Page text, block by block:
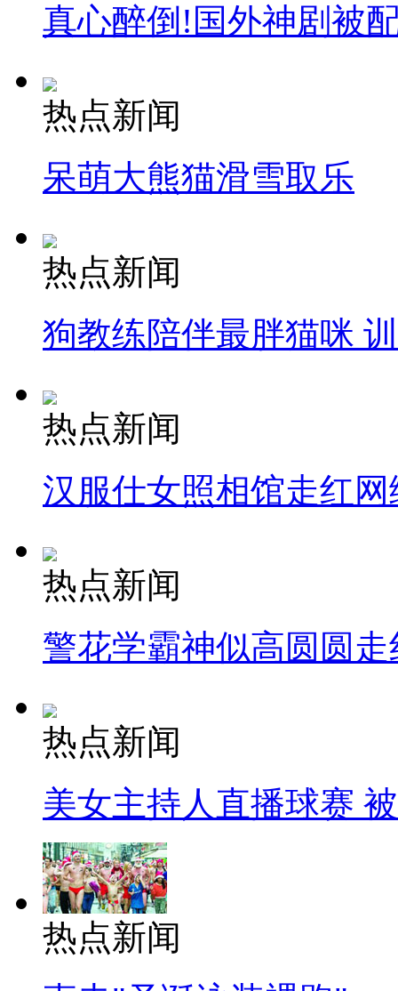
真心醉倒!国外神剧被
热点新闻
呆萌大熊猫滑雪取乐
热点新闻
狗教练陪伴最胖猫咪
热点新闻
汉服仕女照相馆走红网
热点新闻
警花学霸神似高圆圆走
热点新闻
美女主持人直播球赛
热点新闻